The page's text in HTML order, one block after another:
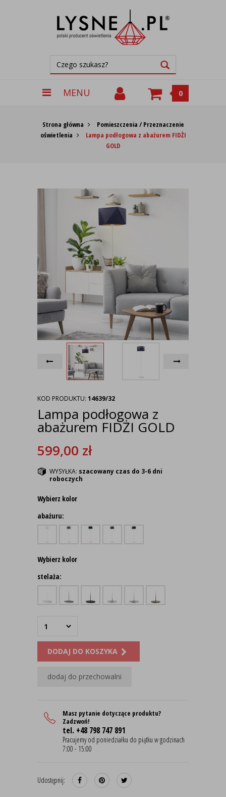
MENU 0
Strona główna
Pomieszczenia / Przeznaczenie
oświetlenia
Lampa podłogowa z abażurem FIDŻI
GOLD
KOD PRODUKTU: 14639/32
Lampa podłogowa z
abażurem FIDŻI GOLD
599,00 zł
WYSYŁKA: szacowany czas do 3-6 dni
roboczych
Wybierz kolor
abażuru:
Wybierz kolor
stelaża:
DODAJ DO KOSZYKA
dodaj do przechowalni
Masz pytanie dotyczące produktu?
Zadzwoń!
tel. +48 798 747 891
Pracujemy od poniedziałku do piątku w godzinach
7:00 - 15:00
Udostępnij: